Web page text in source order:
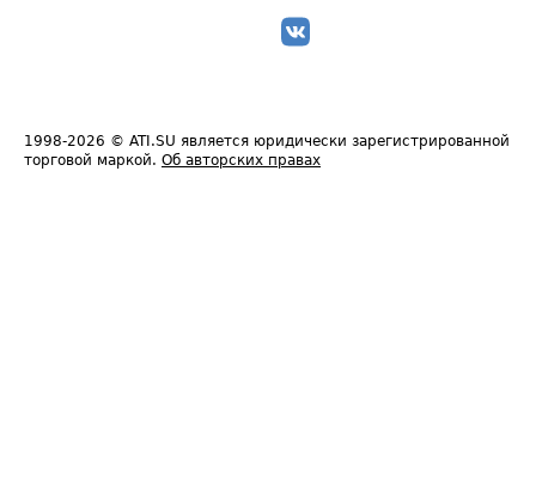
1998-2026 © ATI.SU является юридически зарегистрированной
торговой маркой. Об авторских правах